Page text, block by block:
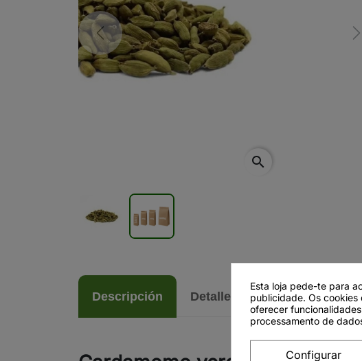
Previous
Descripción Detalles del producto
Esta loja pede-te para
publicidade. Os
oferecer
processamento de
Configurar